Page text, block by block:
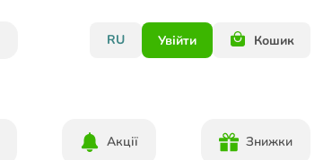
RU Увійти Кошик
Акції Знижки